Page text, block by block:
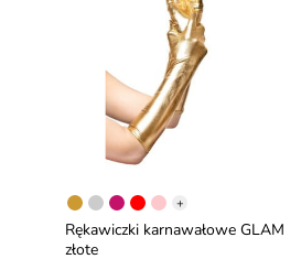
+
Rękawiczki karnawałowe GLAM
złote